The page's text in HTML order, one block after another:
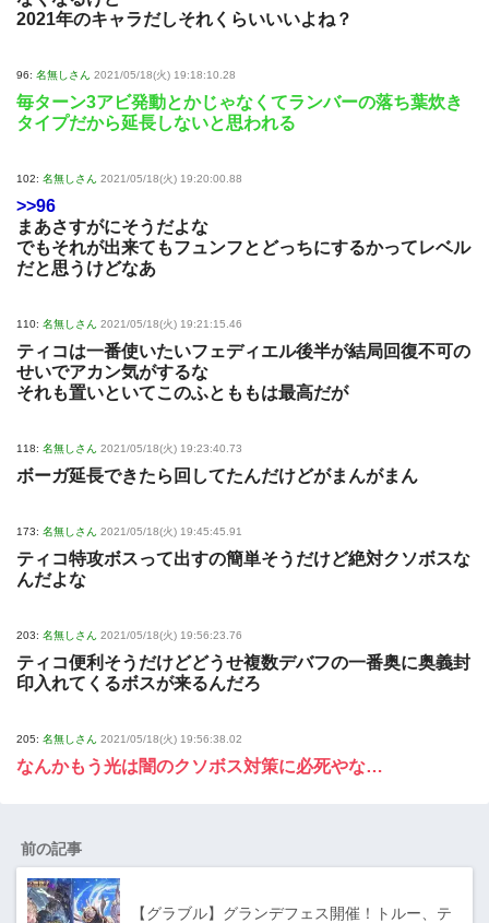
2021年のキャラだしそれくらいいいよね？
96: 名無しさん 2021/05/18(火) 19:18:10.28
毎ターン3アビ発動とかじゃなくてランバーの落ち葉炊き
タイプだから延長しないと思われる
102: 名無しさん 2021/05/18(火) 19:20:00.88
>>96
まあさすがにそうだよな
でもそれが出来てもフュンフとどっちにするかってレベル
だと思うけどなあ
110: 名無しさん 2021/05/18(火) 19:21:15.46
ティコは一番使いたいフェディエル後半が結局回復不可の
せいでアカン気がするな
それも置いといてこのふとももは最高だが
118: 名無しさん 2021/05/18(火) 19:23:40.73
ボーガ延長できたら回してたんだけどがまんがまん
173: 名無しさん 2021/05/18(火) 19:45:45.91
ティコ特攻ボスって出すの簡単そうだけど絶対クソボスな
んだよな
203: 名無しさん 2021/05/18(火) 19:56:23.76
ティコ便利そうだけどどうせ複数デバフの一番奥に奥義封
印入れてくるボスが来るんだろ
205: 名無しさん 2021/05/18(火) 19:56:38.02
なんかもう光は闇のクソボス対策に必死やな…
前の記事
【グラブル】グランデフェス開催！トルー、テ